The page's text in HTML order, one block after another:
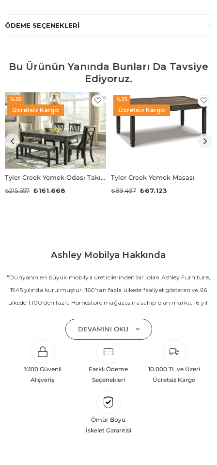
ÖDEME SEÇENEKLERI
Bu Ürünün Yanında Bunları Da Tavsiye
Ediyoruz.
Tyler Creek Yemek Odası Takımı
₺161.668
₺215.557
Ücretsiz Kargo
%25
Tyler Creek Yemek Masası
₺67.123
₺89.497
Ücretsiz Kargo
%25
Ashley Mobilya Hakkında
"Dünyanın en büyük mobilya üreticilerinden biri olan Ashley Furniture,
1945 yılında kurulmuştur. 160’tan fazla ülkede faaliyet gösteren ve 66
ülkede 1.100’den fazla Homestore mağazasına sahip olan marka, 16 yılı
yatak odası, oturma odası, yemek odası, home ofis ve ev dekorasyon
aksesuarları dahil olmak üzere 20’den fazla ürün kategorisinde geniş bir
koleksiyon sunmaktadır. Sabit ve hareketli koltuklar, yataklar, bahçe
mobilyaları ve demonte ürün grupları ile ürün yelpazesini sürekli
geliştiren Ashley, güçlü ve verimli global altyapısı sayesinde dünya
başarılarına değil, aynı zamanda gelecekte yaratacağı değerlere
odaklanarak sürekli gelişimi temel yaklaşım olarak benimsemektedir.
Türkiye’deki yatırımları kapsamında, Kayseri Serbest Bölgesi’nde 100
DEVAMINI OKU
%100 Güvenli
Alışveriş
Farklı Ödeme
Seçenekleri
10.000 TL ve Üzeri
Ücretsiz Kargo
Ömür Boyu
İskelet Garantisi